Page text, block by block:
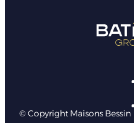
© Copyright Maisons Bessin